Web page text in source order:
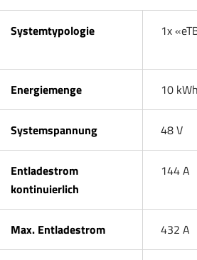
Systemtypologie 1x
Energiemenge 10 kWh
Systemspannung 48 V
Entladestrom
kontinuierlich
144 A
Max. Entladestrom 432 A